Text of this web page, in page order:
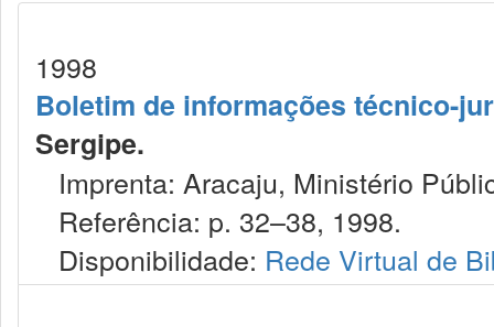
1998
Boletim de informações técnico-
Sergipe.
Imprenta: Aracaju, Ministério
Referência: p. 32–38, 1998.
Disponibilidade: Rede Virtual de